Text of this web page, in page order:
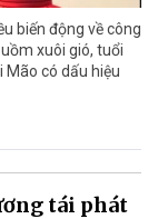
biến động về công
xuôi gió, tuổi
có dấu hiệu
tái phát